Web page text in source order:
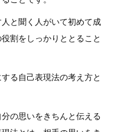
と聞く人がいて初めて成
割をしっかりととること
る自己表現法の考え方と
の思いをきちんと伝える